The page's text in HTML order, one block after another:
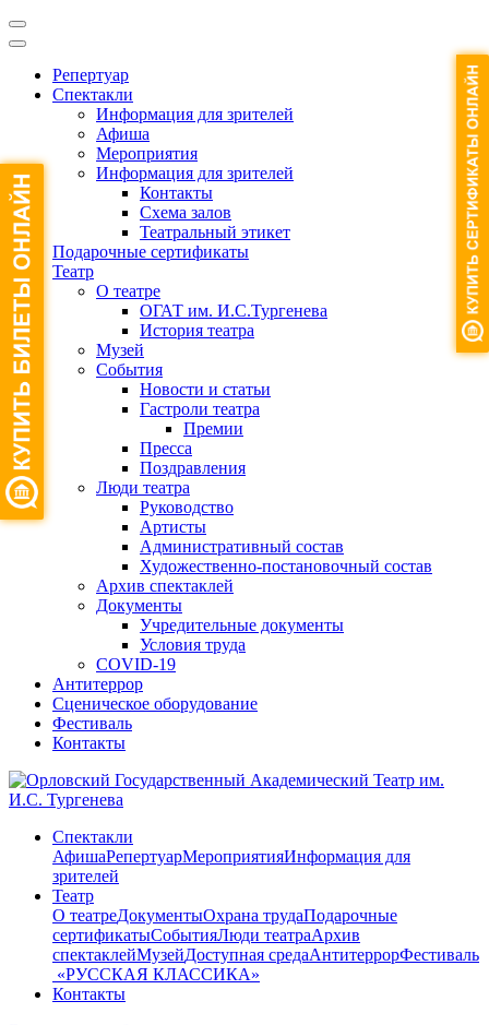
Репертуар
Спектакли
Информация для зрителей
Афиша
Мероприятия
Информация для зрителей
Контакты
Схема залов
Театральный этикет
Подарочные сертификаты
Театр
О театре
ОГАТ им. И.С.Тургенева
История театра
Музей
События
Новости и статьи
Гастроли театра
Премии
Пресса
Поздравления
Люди театра
Руководство
Артисты
Административный состав
Художественно-постановочный состав
Архив спектаклей
Документы
Учредительные документы
Условия труда
COVID-19
Антитеррор
Сценическое оборудование
Фестиваль
Контакты
Спектакли
АфишаРепертуарМероприятияИнформация для
зрителей
Театр
О театреДокументыОхрана трудаПодарочные
сертификатыСобытияЛюди театраАрхив
спектаклейМузейДоступная средаАнтитеррорФестиваль
​ «РУССКАЯ КЛАССИКА»
Контакты